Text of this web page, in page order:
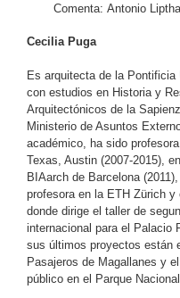
Comenta: Antonio
Cecilia Puga
Es arquitecta de la Pontificia
con estudios en Historia y
Arquitectónicos de la
Ministerio de Asuntos
académico, ha sido
Texas, Austin (2007-2015),
BIAarch de Barcelona
profesora en la ETH Zürich y
donde dirige el taller de
internacional para el Palacio
sus últimos proyectos están
Pasajeros de Magallanes y
público en el Parque